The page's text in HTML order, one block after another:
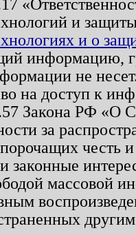
и
и о
информацию,
не
на доступ к
Закона РФ «О
за
честь
массовой